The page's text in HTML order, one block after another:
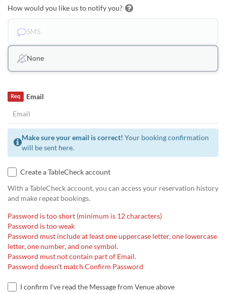
How would you like us to notify you?
SMS
None
Email
Req
Make sure your email is correct! Your booking confirmation
will be sent here.
Create a TableCheck account
With a TableCheck account, you can access your reservation history
and make repeat bookings.
Password is too short (minimum is 12 characters)
Password is too weak
Password must include at least one uppercase letter, one lowercase
letter, one number, and one symbol.
Password must not contain part of Email.
Password doesn't match Confirm Password
I confirm I've read the Message from Venue above